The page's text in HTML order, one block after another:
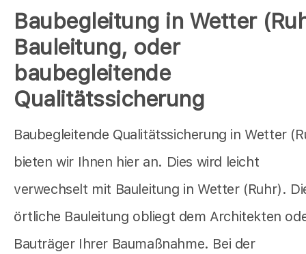
Baubegleitung in Wetter
Bauleitung, oder
baubegleitende
Qualitätssicherung
Baubegleitende Qualitätssicherung in Wetter
bieten wir Ihnen hier an. Dies wird leicht
verwechselt mit Bauleitung in Wetter (Ruhr).
örtliche Bauleitung obliegt dem Architekten
Bauträger Ihrer Baumaßnahme. Bei der